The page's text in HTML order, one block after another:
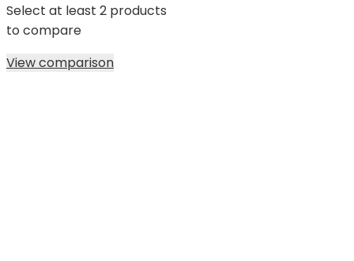
Select at least 2 products
to compare
View comparison